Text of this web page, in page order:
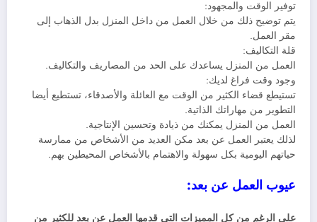
توفير الوقت والمجهود:
يتم توضيح ذلك من خلال العمل من داخل المنزل بدل الذهاب إلى
مقر العمل.
قلة التكاليف:
العمل من المنزل يساعدك على الحد من المصاريف والتكاليف.
وجود وقت فراغ لديك:
تستيطع قضاء الكثير من الوقت مع العائلة والأصدقاء، تستطيع أيضا
التطوير من مهاراتك الذاتية.
العمل من المنزل يمكنك من ذيادة وتحسين الإنتاجية.
لذلك يعتبر العمل عن بعد مكن العديد من الأشخاص من ممارسة
حياتهم اليومية بكل سهولة والاهتمام بالأشخاص المحيطين بهم.
عيوب العمل عن بعد:
على الرغم من كل المميزات التى قدمها العمل عن بعد للكثير من